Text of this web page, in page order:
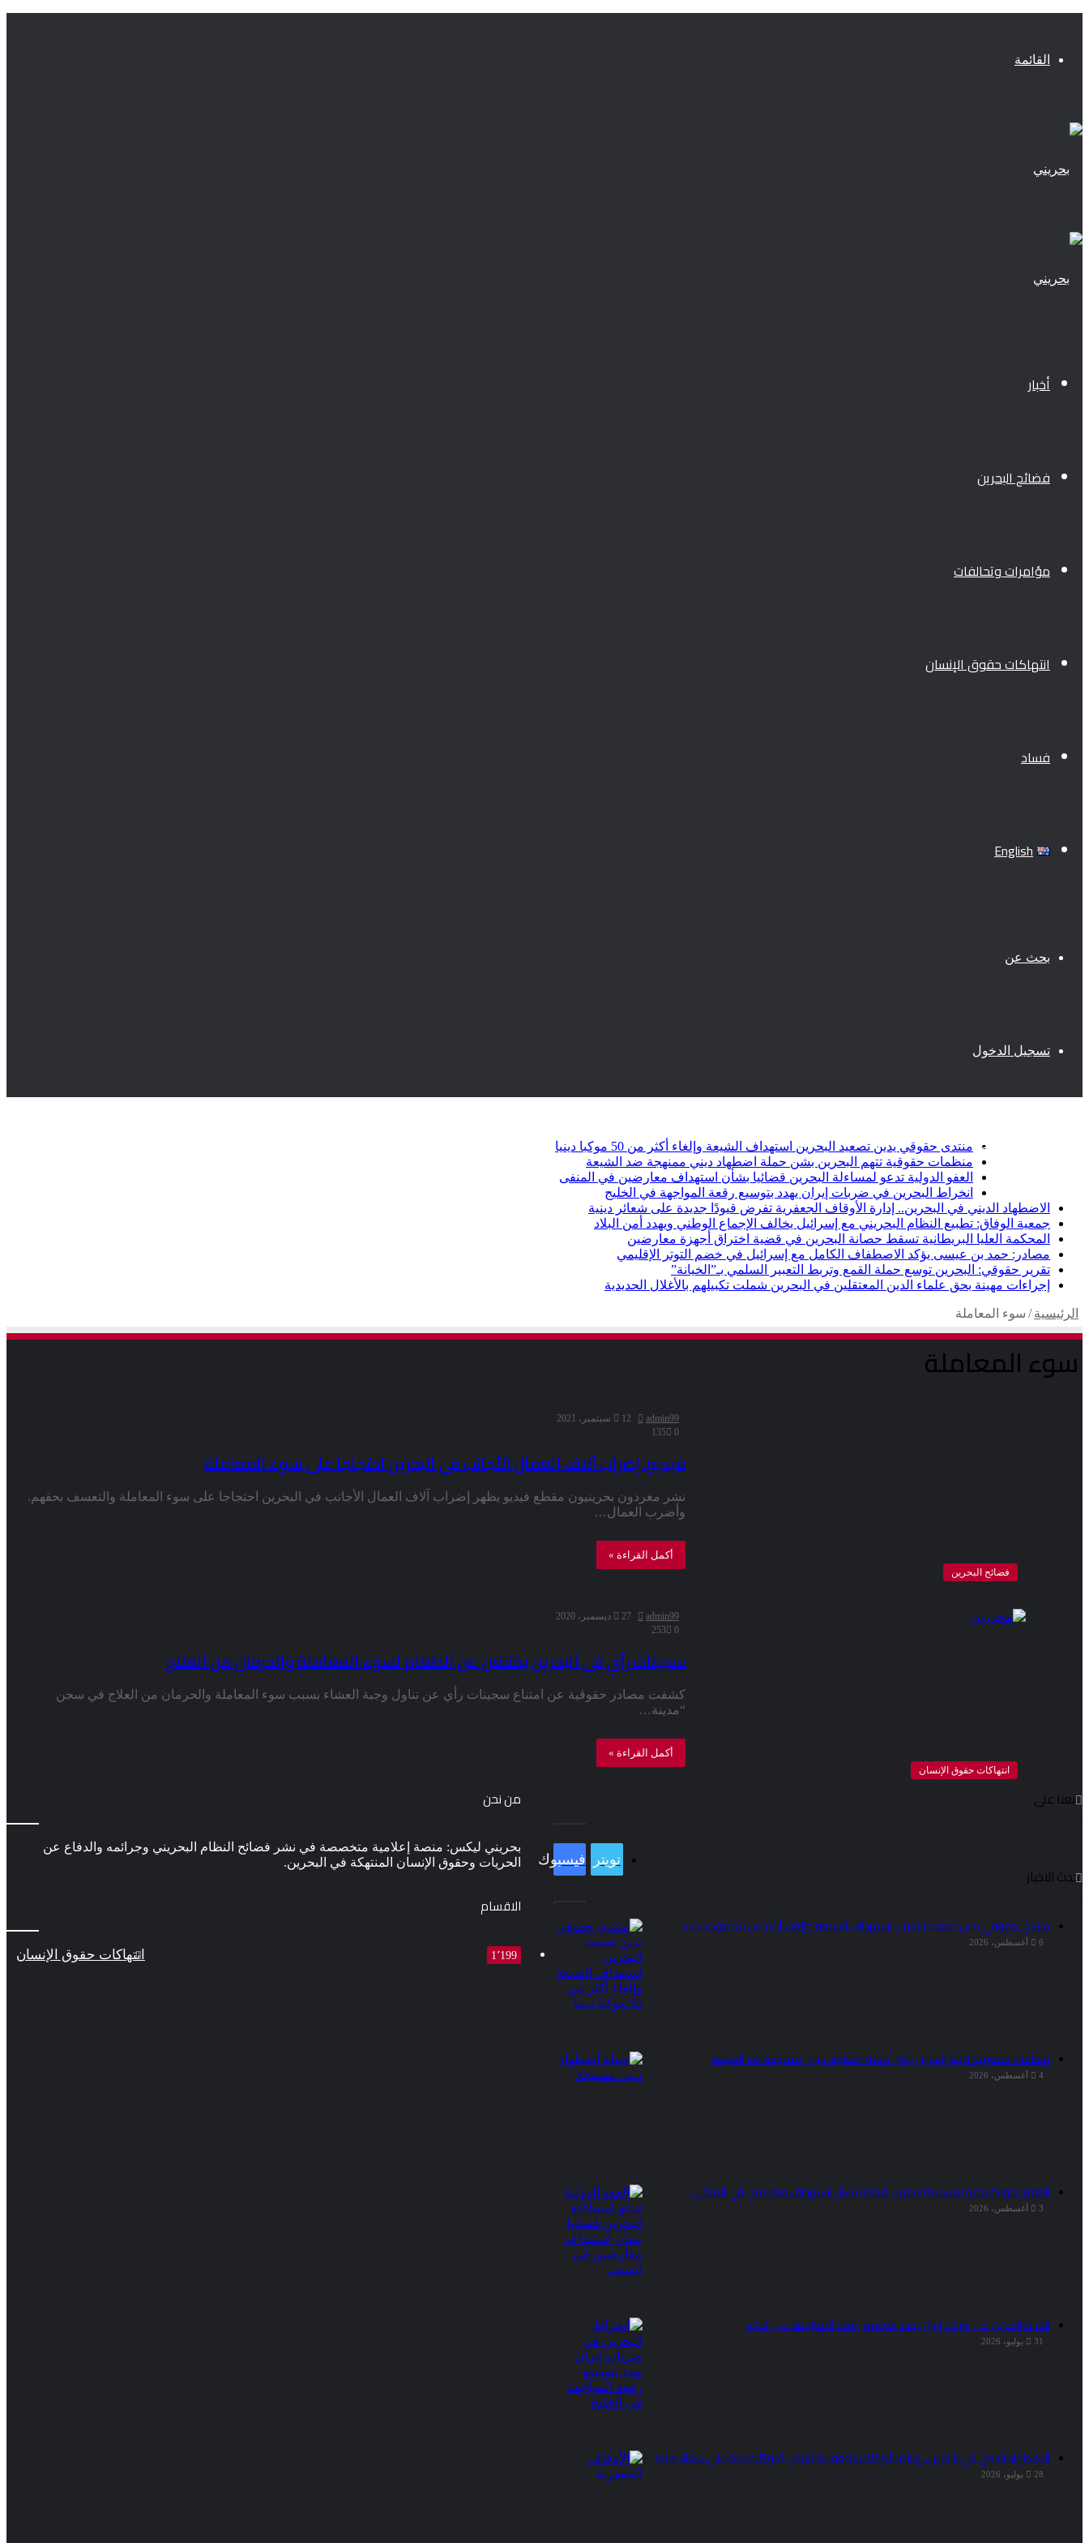
القائمة
أخبار
فضائح البحرين
مؤامرات وتحالفات
انتهاكات حقوق الإنسان
فساد
English
بحث عن
تسجيل الدخول
فيسبوك
منتدى حقوقي يدين تصعيد البحرين استهداف الشيعة وإلغاء أكثر من 50 موكبا دينيا
منظمات حقوقية تتهم البحرين بشن حملة اضطهاد ديني ممنهجة ضد الشيعة
العفو الدولية تدعو لمساءلة البحرين قضائيا بشأن استهداف معارضين في المنفى
انخراط البحرين في ضربات إيران يهدد بتوسيع رقعة المواجهة في الخليج
الاضطهاد الديني في البحرين.. إدارة الأوقاف الجعفرية تفرض قيودًا جديدة على شعائر دينية
جمعية الوفاق: تطبيع النظام البحريني مع إسرائيل يخالف الإجماع الوطني ويهدد أمن البلاد
المحكمة العليا البريطانية تسقط حصانة البحرين في قضية اختراق أجهزة معارضين
مصادر: حمد بن عيسى يؤكد الاصطفاف الكامل مع إسرائيل في خضم التوتر الإقليمي
تقرير حقوقي: البحرين توسع حملة القمع وتربط التعبير السلمي بـ”الخيانة”
إجراءات مهينة بحق علماء الدين المعتقلين في البحرين شملت تكبيلهم بالأغلال الحديدية
الرئيسية / سوء المعاملة
سوء المعاملة
فضائح البحرين
admin99
12 سبتمبر، 2021
0
135
فيديو: إضراب آلاف العمال الأجانب في البحرين احتجاجا على سوء المعاملة
نشر مغردون بحرينيون مقطع فيديو يظهر إضراب آلاف العمال الأجانب في البحرين احتجاجا على سوء المعاملة والتعسف بحقهم.
وأضرب العمال…
أكمل القراءة »
انتهاكات حقوق الإنسان
admin99
27 ديسمبر، 2020
0
253
سجينات رأي في البحرين يمتنعن عن الطعام لسوء المعاملة والحرمان من العلاج
كشفت مصادر حقوقية عن امتناع سجينات رأي عن تناول وجبة العشاء بسبب سوء المعاملة والحرمان من العلاج في سجن
“مدينة…
أكمل القراءة »
تابعنا على
فيسبوك تويتر
احدث الاخبار
منتدى حقوقي يدين تصعيد البحرين استهداف الشيعة وإلغاء أكثر من 50 موكبا دينيا
6 أغسطس، 2026
منظمات حقوقية تتهم البحرين بشن حملة اضطهاد ديني ممنهجة ضد الشيعة
4 أغسطس، 2026
العفو الدولية تدعو لمساءلة البحرين قضائيا بشأن استهداف معارضين في المنفى
3 أغسطس، 2026
انخراط البحرين في ضربات إيران يهدد بتوسيع رقعة المواجهة في الخليج
31 يوليو، 2026
الاضطهاد الديني في البحرين.. إدارة الأوقاف الجعفرية تفرض قيودًا جديدة على شعائر دينية
28 يوليو، 2026
من نحن
بحريني ليكس: منصة إعلامية متخصصة في نشر فضائح النظام البحريني وجرائمه والدفاع عن
الحريات وحقوق الإنسان المنتهكة في البحرين.
الاقسام
انتهاكات حقوق الإنسان 1٬199